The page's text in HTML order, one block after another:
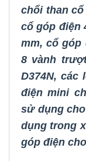
chổi than
cổ góp điện
mm, cổ góp
8 vành
D374N, các
điện mini
sử dụng
dụng trong
góp điện